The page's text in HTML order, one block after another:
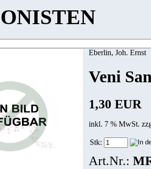
Eberlin, Joh. Ernst
Veni
1,30 EUR
inkl. 7 % MwSt.
Stk:
Art.Nr.: